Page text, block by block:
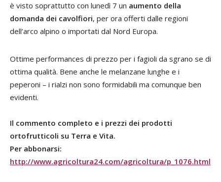
è visto soprattutto con lunedì 7 un aumento della
domanda dei cavolfiori, per ora offerti dalle regioni
dell’arco alpino o importati dal Nord Europa.
Ottime performances di prezzo per i fagioli da sgrano se di
ottima qualità. Bene anche le melanzane lunghe e i
peperoni – i rialzi non sono formidabili ma comunque ben
evidenti.
Il commento completo e i prezzi dei prodotti
ortofrutticoli su Terra e Vita.
Per abbonarsi:
http://www.agricoltura24.com/agricoltura/p_1076.html